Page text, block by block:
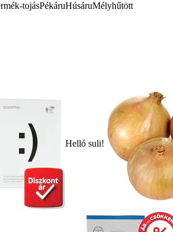
tojásPékáruHúsáruMélyhűtött
Helló suli!